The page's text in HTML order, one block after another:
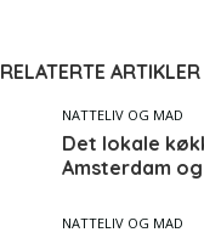
RELATERTE ARTIKLER
NATTELIV OG MAD
Det lokale
Amsterdam
NATTELIV OG MAD